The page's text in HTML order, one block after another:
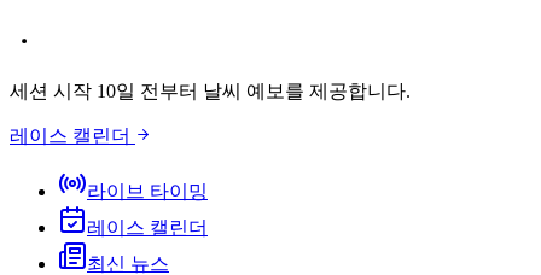
세션 시작 10일 전부터 날씨 예보를 제공합니다.
레이스 캘린더
라이브 타이밍
레이스 캘린더
최신 뉴스